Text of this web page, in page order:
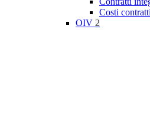
Costi
OIV 2